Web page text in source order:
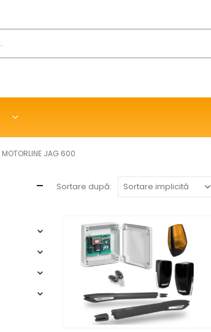
MOTORLINE JAG 600
Sortare după: